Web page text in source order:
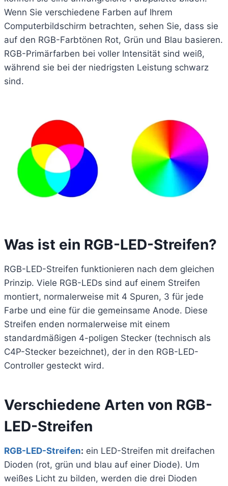
Wenn Sie verschiedene Farben auf Ihrem
Computerbildschirm betrachten, sehen Sie, dass sie
auf den RGB-Farbtönen Rot, Grün und Blau basieren.
RGB-Primärfarben bei voller Intensität sind weiß,
während sie bei der niedrigsten Leistung schwarz
sind.
Was ist ein RGB-LED-Streifen?
RGB-LED-Streifen funktionieren nach dem gleichen
Prinzip. Viele RGB-LEDs sind auf einem Streifen
montiert, normalerweise mit 4 Spuren, 3 für jede
Farbe und eine für die gemeinsame Anode. Diese
Streifen enden normalerweise mit einem
standardmäßigen 4-poligen Stecker (technisch als
C4P-Stecker bezeichnet), der in den RGB-LED-
Controller gesteckt wird.
Verschiedene Arten von RGB-
LED-Streifen
RGB-LED-Streifen: ein LED-Streifen mit dreifachen
Dioden (rot, grün und blau auf einer Diode). Um
weißes Licht zu bilden, werden die drei Dioden